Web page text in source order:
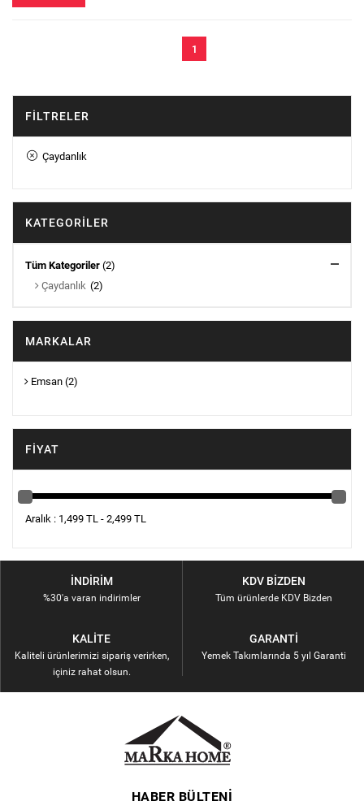
1
FILTRELER
Çaydanlık
KATEGORILER
Tüm Kategoriler (2)
Çaydanlık (2)
MARKALAR
Emsan (2)
FIYAT
Aralık : 1,499 TL - 2,499 TL
İNDIRIM
%30'a varan indirimler
KDV BIZDEN
Tüm ürünlerde KDV Bizden
KALITE
Kaliteli ürünlerimizi sipariş verirken,
içiniz rahat olsun.
GARANTI
Yemek Takımlarında 5 yıl Garanti
HABER BÜLTENI